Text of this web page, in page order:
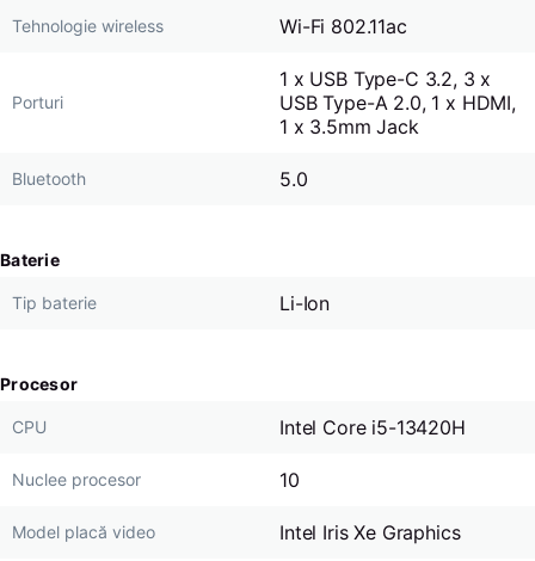
Tehnologie wireless Wi-Fi 802.11ac
Porturi
1 x USB Type-C 3.2, 3 x
USB Type-A 2.0, 1 x HDMI,
1 x 3.5mm Jack
Bluetooth 5.0
Baterie
Tip baterie Li-Ion
Procesor
CPU Intel Core i5-13420H
Nuclee procesor 10
Model placă video Intel Iris Xe Graphics